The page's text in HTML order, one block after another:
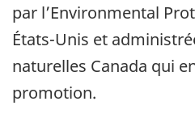
par l’Environmental
États-Unis et
naturelles Canada qui
promotion.